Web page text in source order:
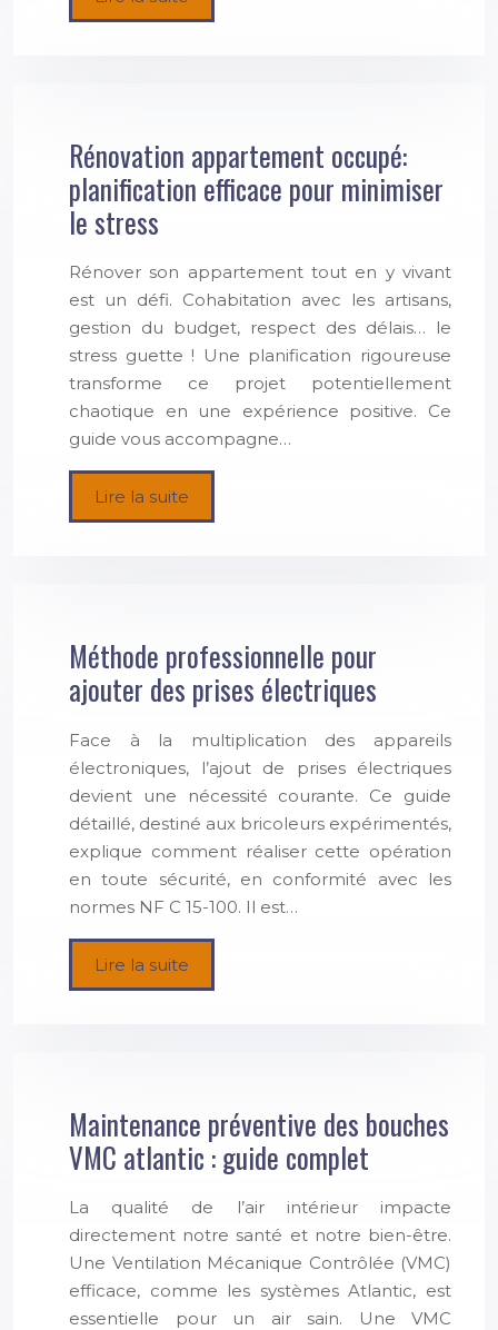
Rénovation appartement occupé:
planification efficace pour minimiser
le stress
Rénover son appartement tout en y vivant
est un défi. Cohabitation avec les artisans,
gestion du budget, respect des délais… le
stress guette ! Une planification rigoureuse
transforme ce projet potentiellement
chaotique en une expérience positive. Ce
guide vous accompagne…
Lire la suite
Méthode professionnelle pour
ajouter des prises électriques
Face à la multiplication des appareils
électroniques, l’ajout de prises électriques
devient une nécessité courante. Ce guide
détaillé, destiné aux bricoleurs expérimentés,
explique comment réaliser cette opération
en toute sécurité, en conformité avec les
normes NF C 15-100. Il est…
Lire la suite
Maintenance préventive des bouches
VMC atlantic : guide complet
La qualité de l’air intérieur impacte
directement notre santé et notre bien-être.
Une Ventilation Mécanique Contrôlée (VMC)
efficace, comme les systèmes Atlantic, est
essentielle pour un air sain. Une VMC